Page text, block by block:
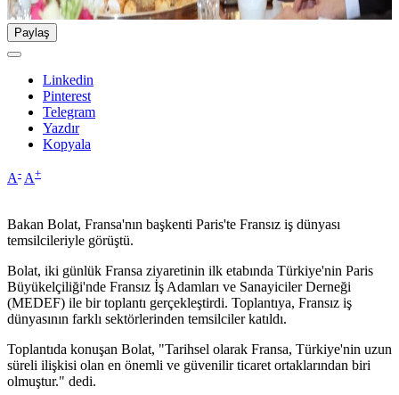
Paylaş
Linkedin
Pinterest
Telegram
Yazdır
Kopyala
A- A+
Bakan Bolat, Fransa'nın başkenti Paris'te Fransız iş dünyası
temsilcileriyle görüştü.
Bolat, iki günlük Fransa ziyaretinin ilk etabında Türkiye'nin Paris
Büyükelçiliği'nde Fransız İş Adamları ve Sanayiciler Derneği
(MEDEF) ile bir toplantı gerçekleştirdi. Toplantıya, Fransız iş
dünyasının farklı sektörlerinden temsilciler katıldı.
Toplantıda konuşan Bolat, "Tarihsel olarak Fransa, Türkiye'nin uzun
süreli ilişkisi olan en önemli ve güvenilir ticaret ortaklarından biri
olmuştur." dedi.